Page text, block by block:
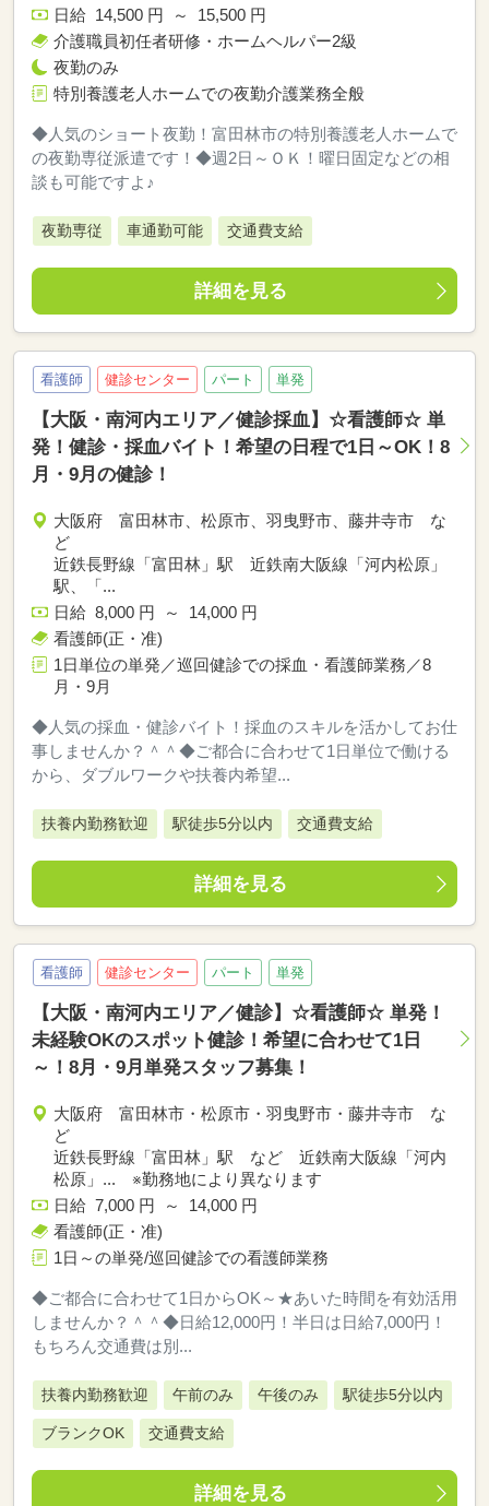
日給 14,500 円 ～ 15,500 円
介護職員初任者研修・ホームヘルパー2級
夜勤のみ
特別養護老人ホームでの夜勤介護業務全般
◆人気のショート夜勤！富田林市の特別養護老人ホームで
の夜勤専従派遣です！◆週2日～ＯＫ！曜日固定などの相
談も可能ですよ♪
夜勤専従 車通勤可能 交通費支給
詳細を見る
看護師 健診センター パート 単発
【大阪・南河内エリア／健診採血】☆看護師☆ 単
発！健診・採血バイト！希望の日程で1日～OK！8
月・9月の健診！
大阪府 富田林市、松原市、羽曳野市、藤井寺市 な
ど
近鉄長野線「富田林」駅 近鉄南大阪線「河内松原」
駅、「...
日給 8,000 円 ～ 14,000 円
看護師(正・准)
1日単位の単発／巡回健診での採血・看護師業務／8
月・9月
◆人気の採血・健診バイト！採血のスキルを活かしてお仕
事しませんか？＾＾◆ご都合に合わせて1日単位で働ける
から、ダブルワークや扶養内希望...
扶養内勤務歓迎 駅徒歩5分以内 交通費支給
詳細を見る
看護師 健診センター パート 単発
【大阪・南河内エリア／健診】☆看護師☆ 単発！
未経験OKのスポット健診！希望に合わせて1日
～！8月・9月単発スタッフ募集！
大阪府 富田林市・松原市・羽曳野市・藤井寺市 な
ど
近鉄長野線「富田林」駅 など 近鉄南大阪線「河内
松原」... ※勤務地により異なります
日給 7,000 円 ～ 14,000 円
看護師(正・准)
1日～の単発/巡回健診での看護師業務
◆ご都合に合わせて1日からOK～★あいた時間を有効活用
しませんか？＾＾◆日給12,000円！半日は日給7,000円！
もちろん交通費は別...
扶養内勤務歓迎 午前のみ 午後のみ 駅徒歩5分以内
ブランクOK 交通費支給
詳細を見る